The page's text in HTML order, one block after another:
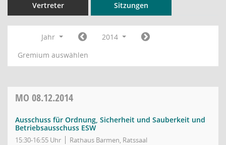
Vertreter Sitzungen
Jahr
2014
Gremium auswählen
MO 08.12.2014
Ausschuss für Ordnung, Sicherheit und Sauberkeit und
Betriebsausschuss ESW
15:30-16:55 Uhr Rathaus Barmen, Ratssaal